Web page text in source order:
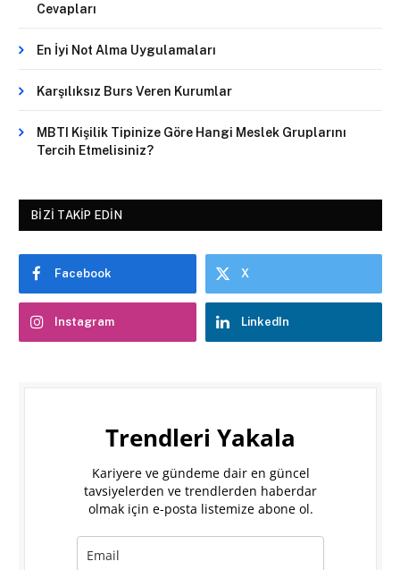
Cevapları
En İyi Not Alma Uygulamaları
Karşılıksız Burs Veren Kurumlar
MBTI Kişilik Tipinize Göre Hangi Meslek Gruplarını
Tercih Etmelisiniz?
BIZI TAKIP EDIN
Facebook X
Instagram LinkedIn
Trendleri Yakala
Kariyere ve gündeme dair en güncel
tavsiyelerden ve trendlerden haberdar
olmak için e-posta listemize abone ol.